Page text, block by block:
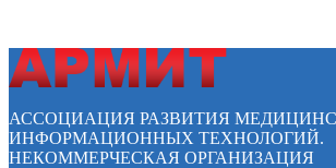
АССОЦИАЦИЯ РАЗВИТИЯ
ИНФОРМАЦИОННЫХ ТЕХНОЛОГИЙ.
НЕКОММЕРЧЕСКАЯ ОРГАНИЗАЦИЯ